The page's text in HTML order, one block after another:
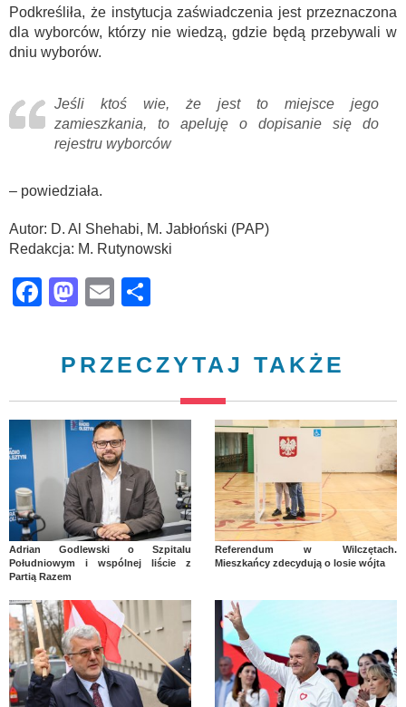
Podkreśliła, że instytucja zaświadczenia jest przeznaczona
dla wyborców, którzy nie wiedzą, gdzie będą przebywali w
dniu wyborów.
Jeśli ktoś wie, że jest to miejsce jego
zamieszkania, to apeluję o dopisanie się do
rejestru wyborców
– powiedziała.
Autor: D. Al Shehabi, M. Jabłoński (PAP)
Redakcja: M. Rutynowski
Facebook
Mastodon
Email
PRZECZYTAJ TAKŻE
Adrian Godlewski o Szpitalu
Południowym i wspólnej liście z
Partią Razem
Referendum w Wilczętach.
Mieszkańcy zdecydują o losie wójta